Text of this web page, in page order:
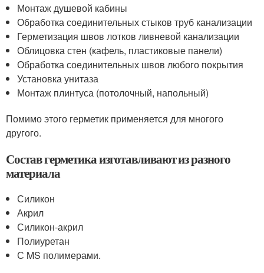
Монтаж душевой кабины
Обработка соединительных стыков труб канализации
Герметизация швов лотков ливневой канализации
Облицовка стен (кафель, пластиковые панели)
Обработка соединительных швов любого покрытия
Установка унитаза
Монтаж плинтуса (потолочный, напольный)
Помимо этого герметик применяется для многого
другого.
Состав герметика изготавливают из разного
материала
Силикон
Акрил
Силикон-акрил
Полиуретан
С MS полимерами.